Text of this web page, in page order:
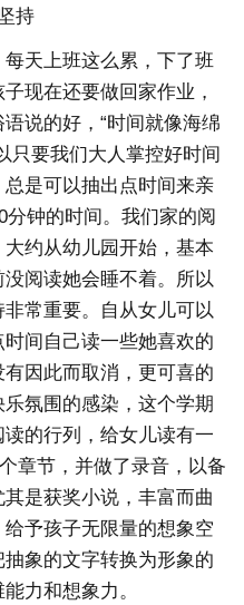
持
天上班这么累，下了班
现在还要做回家作业，
说的好，“时间就像海绵
只要我们大人掌控好时间
是可以抽出点时间来亲
钟的时间。我们家的阅
约从幼儿园开始，基本
阅读她会睡不着。所以
常重要。自从女儿可以
间自己读一些她喜欢的
因此而取消，更可喜的
氛围的感染，这个学期
的行列，给女儿读有一
章节，并做了录音，以备
是获奖小说，丰富而曲
予孩子无限量的想象空
象的文字转换为形象的
力和想象力。